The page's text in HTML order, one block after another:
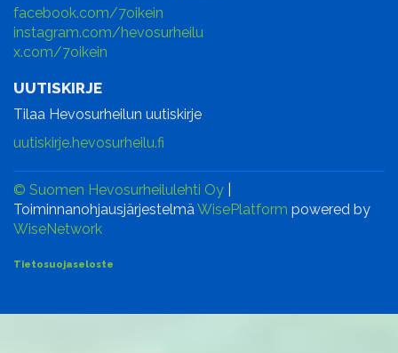
facebook.com/7oikein
instagram.com/hevosurheilu
x.com/7oikein
UUTISKIRJE
Tilaa Hevosurheilun uutiskirje
uutiskirje.hevosurheilu.fi
© Suomen Hevosurheilulehti Oy
ToiminnanohjausjärjestelmäWisePlatform powered by
WiseNetwork
Tietosuojaseloste